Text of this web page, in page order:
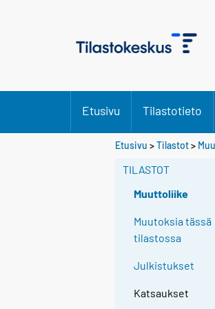
Etusivu Tilastotieto
Etusivu >Tilastot>
TILASTOT
Muuttoliike
Muutoksia tässä
tilastossa
Julkistukset
Katsaukset